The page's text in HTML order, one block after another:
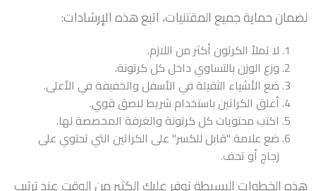
لضمان حماية جميع المقتنيات، اتبع هذه الإرشادات:
لا تملأ الكرتون أكثر من اللازم.
وزع الوزن بالتساوي داخل كل كرتونة.
ضع الأشياء الثقيلة في الأسفل والخفيفة في الأعلى.
أغلق الكراتين باستخدام شريط لاصق قوي.
اكتب محتويات كل كرتونة والغرفة المخصصة لها.
ضع علامة "قابل للكسر" على الكراتين التي تحتوي على
زجاج أو تحف.
هذه الخطوات البسيطة توفر عليك الكثير من الوقت عند ترتيب